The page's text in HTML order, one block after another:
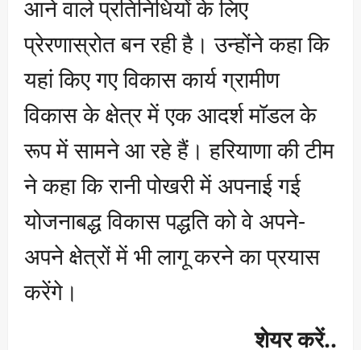
आने वाले प्रतिनिधियों के लिए
प्रेरणास्रोत बन रही है। उन्होंने कहा कि
यहां किए गए विकास कार्य ग्रामीण
विकास के क्षेत्र में एक आदर्श मॉडल के
रूप में सामने आ रहे हैं। हरियाणा की टीम
ने कहा कि रानी पोखरी में अपनाई गई
योजनाबद्ध विकास पद्धति को वे अपने-
अपने क्षेत्रों में भी लागू करने का प्रयास
करेंगे।
शेयर करें..